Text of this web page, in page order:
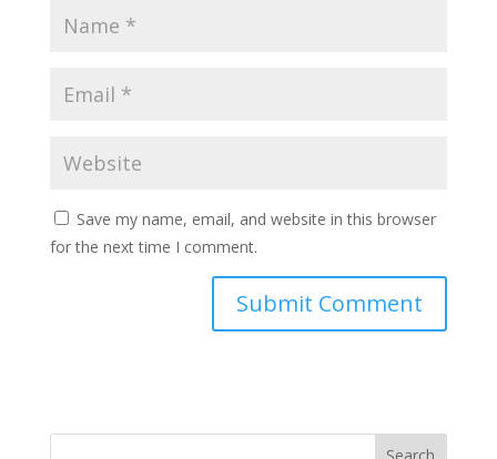
Save my name, email, and website in this browser
for the next time I comment.